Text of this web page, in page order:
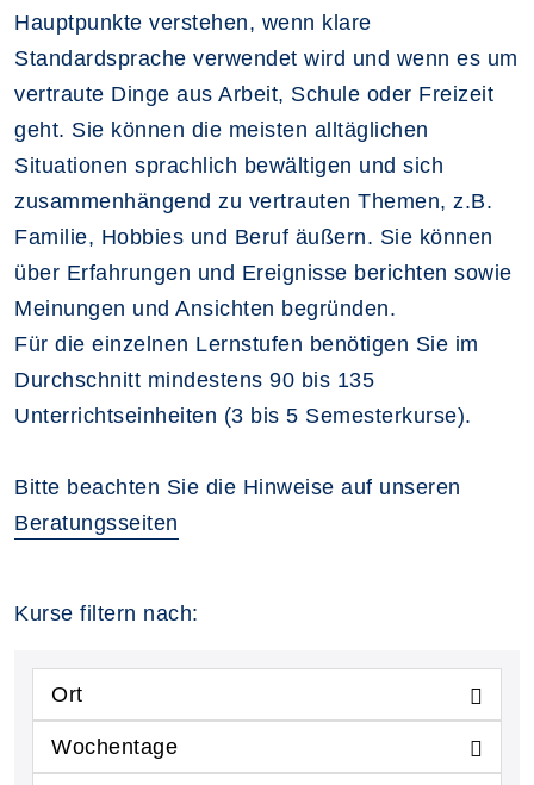
Hauptpunkte verstehen, wenn klare
Standardsprache verwendet wird und wenn es um
vertraute Dinge aus Arbeit, Schule oder Freizeit
geht. Sie können die meisten alltäglichen
Situationen sprachlich bewältigen und sich
zusammenhängend zu vertrauten Themen, z.B.
Familie, Hobbies und Beruf äußern. Sie können
über Erfahrungen und Ereignisse berichten sowie
Meinungen und Ansichten begründen.
Für die einzelnen Lernstufen benötigen Sie im
Durchschnitt mindestens 90 bis 135
Unterrichtseinheiten (3 bis 5 Semesterkurse).
Bitte beachten Sie die Hinweise auf unseren
Beratungsseiten
Kurse filtern nach:
Ort
Wochentage